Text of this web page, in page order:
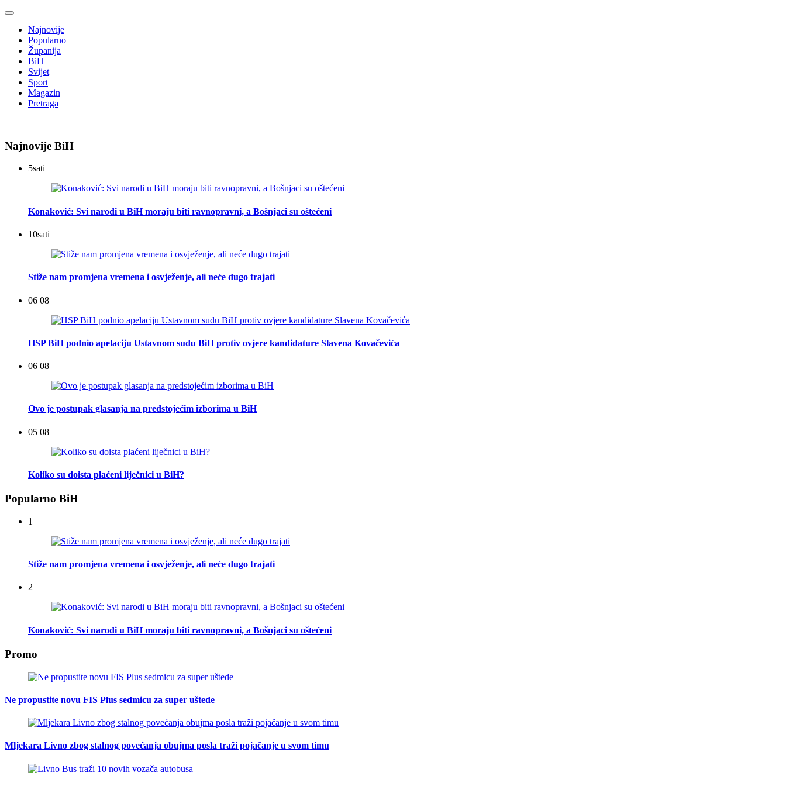
Najnovije
Popularno
Županija
BiH
Svijet
Sport
Magazin
Pretraga
Najnovije BiH
5sati
Konaković: Svi narodi u BiH moraju biti ravnopravni, a Bošnjaci su oštećeni
10sati
Stiže nam promjena vremena i osvježenje, ali neće dugo trajati
06 08
HSP BiH podnio apelaciju Ustavnom sudu BiH protiv ovjere kandidature Slavena Kovačevića
06 08
Ovo je postupak glasanja na predstojećim izborima u BiH
05 08
Koliko su doista plaćeni liječnici u BiH?
Popularno BiH
1
Stiže nam promjena vremena i osvježenje, ali neće dugo trajati
2
Konaković: Svi narodi u BiH moraju biti ravnopravni, a Bošnjaci su oštećeni
Promo
Ne propustite novu FIS Plus sedmicu za super uštede
Mljekara Livno zbog stalnog povećanja obujma posla traži pojačanje u svom timu